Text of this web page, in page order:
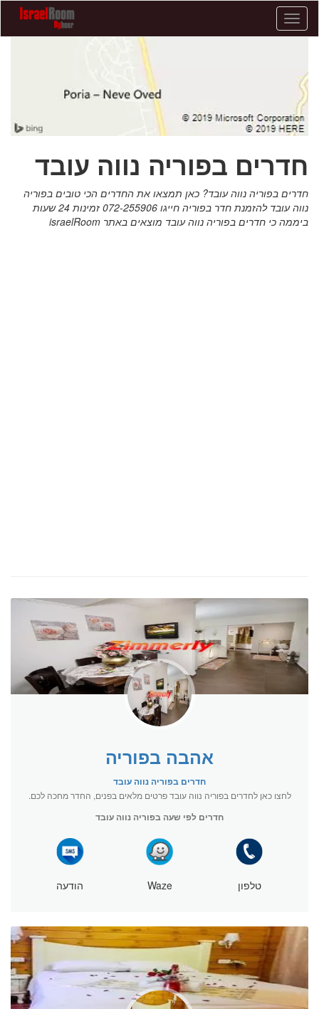
חדרים
בפוריה
חדרים בפוריה נווה עובד
חדרים בפוריה נווה עובד? כאן תמצאו את החדרים הכי טובים בפוריה
נווה עובד להזמנת חדר בפוריה חייגו 072-255906 זמינות 24 שעות
ביממה כי חדרים בפוריה נווה עובד מוצאים באתר israelRoom
אהבה בפוריה
חדרים בפוריה נווה עובד
לחצו כאן לחדרים בפוריה נווה עובד פרטים מלאים בפנים, החדר מחכה לכם.
חדרים לפי שעה בפוריה נווה עובד
טלפון Waze הודעה